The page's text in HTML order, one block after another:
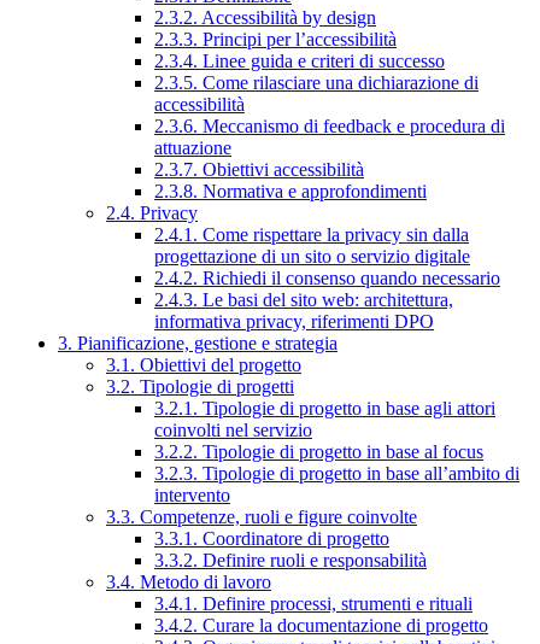
2.3.2. Accessibilità by design
2.3.3. Principi per l’accessibilità
2.3.4. Linee guida e criteri di successo
2.3.5. Come rilasciare una dichiarazione di
accessibilità
2.3.6. Meccanismo di feedback e procedura di
attuazione
2.3.7. Obiettivi accessibilità
2.3.8. Normativa e approfondimenti
2.4. Privacy
2.4.1. Come rispettare la privacy sin dalla
progettazione di un sito o servizio digitale
2.4.2. Richiedi il consenso quando necessario
2.4.3. Le basi del sito web: architettura,
informativa privacy, riferimenti DPO
3. Pianificazione, gestione e strategia
3.1. Obiettivi del progetto
3.2. Tipologie di progetti
3.2.1. Tipologie di progetto in base agli attori
coinvolti nel servizio
3.2.2. Tipologie di progetto in base al focus
3.2.3. Tipologie di progetto in base all’ambito di
intervento
3.3. Competenze, ruoli e figure coinvolte
3.3.1. Coordinatore di progetto
3.3.2. Definire ruoli e responsabilità
3.4. Metodo di lavoro
3.4.1. Definire processi, strumenti e rituali
3.4.2. Curare la documentazione di progetto